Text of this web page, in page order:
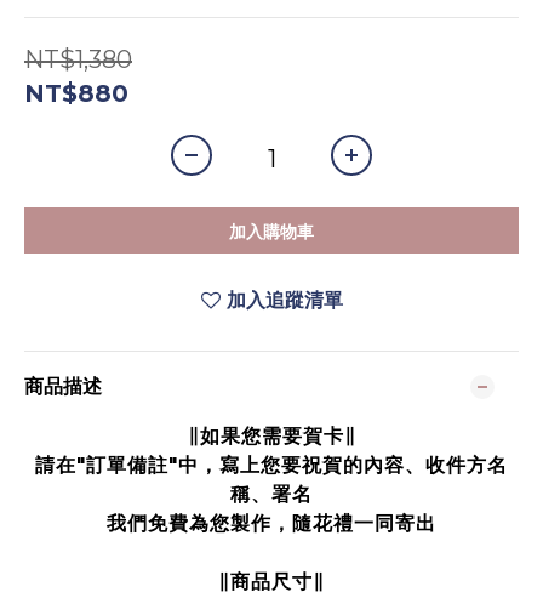
NT$1,380
NT$880
加入購物車
加入追蹤清單
商品描述
∥如果您需要賀卡∥
請在"訂單備註"中，寫上您要祝賀的內容、收件方名
稱、署名
我們免費為您製作，隨花禮一同寄出
∥商品尺寸∥